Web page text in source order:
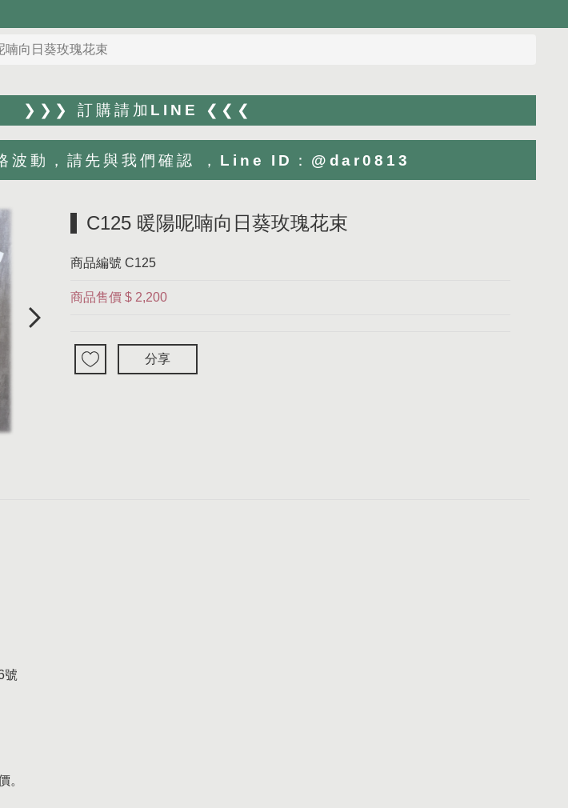
喃向日葵玫瑰花束
❯❯❯ 訂購請加LINE ❮❮❮
波動，請先與我們確認 ，Line ID：@dar0813
C125 暖陽呢喃向日葵玫瑰花束
商品編號 C125
商品售價 $ 2,200
分享
號
。